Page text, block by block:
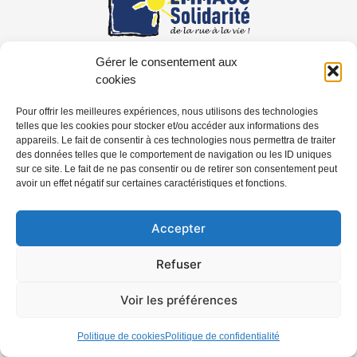
Gérer le consentement aux
cookies
Pour offrir les meilleures expériences, nous utilisons des technologies
telles que les cookies pour stocker et/ou accéder aux informations des
appareils. Le fait de consentir à ces technologies nous permettra de traiter
des données telles que le comportement de navigation ou les ID uniques
sur ce site. Le fait de ne pas consentir ou de retirer son consentement peut
avoir un effet négatif sur certaines caractéristiques et fonctions.
Accepter
Refuser
Voir les préférences
Politique de cookiesPolitique de confidentialité
EMMAÜS Solidarité
Le pôle Compétences
S'engager Contact
Mentions
Politique de
Politique de
©Emmaüs 2021